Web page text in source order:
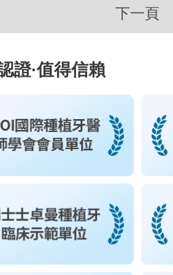
下一頁
證·值得信賴